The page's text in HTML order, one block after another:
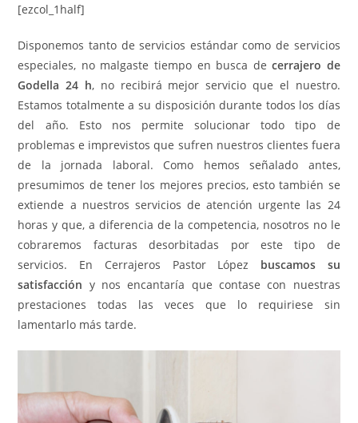
[ezcol_1half]
Disponemos tanto de servicios estándar como de servicios
especiales, no malgaste tiempo en busca de cerrajero de
Godella 24 h, no recibirá mejor servicio que el nuestro.
Estamos totalmente a su disposición durante todos los días
del año. Esto nos permite solucionar todo tipo de
problemas e imprevistos que sufren nuestros clientes fuera
de la jornada laboral. Como hemos señalado antes,
presumimos de tener los mejores precios, esto también se
extiende a nuestros servicios de atención urgente las 24
horas y que, a diferencia de la competencia, nosotros no le
cobraremos facturas desorbitadas por este tipo de
servicios. En Cerrajeros Pastor López buscamos su
satisfacción y nos encantaría que contase con nuestras
prestaciones todas las veces que lo requiriese sin
lamentarlo más tarde.